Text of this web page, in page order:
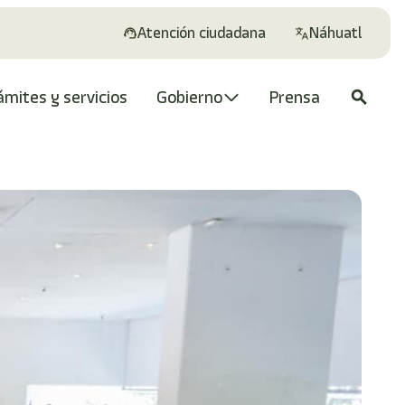
Atención ciudadana Náhuatl
y servicios Gobierno Prensa search